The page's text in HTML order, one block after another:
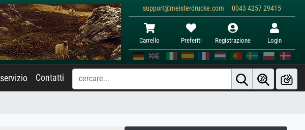
support@meisterdrucke.com · 0043 4257 29415
Carrello Preferiti Registrazione Login
Contatti